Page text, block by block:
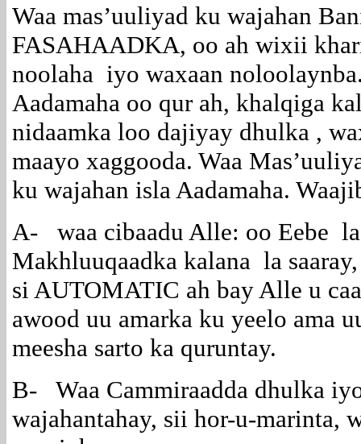
Waa mas’uuliyad ku wajahan
FASAHAADKA, oo ah wixii
noolaha iyo waxaan
Aadamaha oo qur ah, khalqiga
nidaamka loo dajiyay dhulka ,
maayo xaggooda. Waa
ku wajahan isla Aadamaha.
A- waa cibaadu Alle: oo Eebe
Makhluuqaadka kalana la
si AUTOMATIC ah bay Alle u
awood uu amarka ku yeelo ama
meesha sarto ka quruntay.
B- Waa Cammiraadda dhulka
wajahantahay, sii hor-u-marinta,